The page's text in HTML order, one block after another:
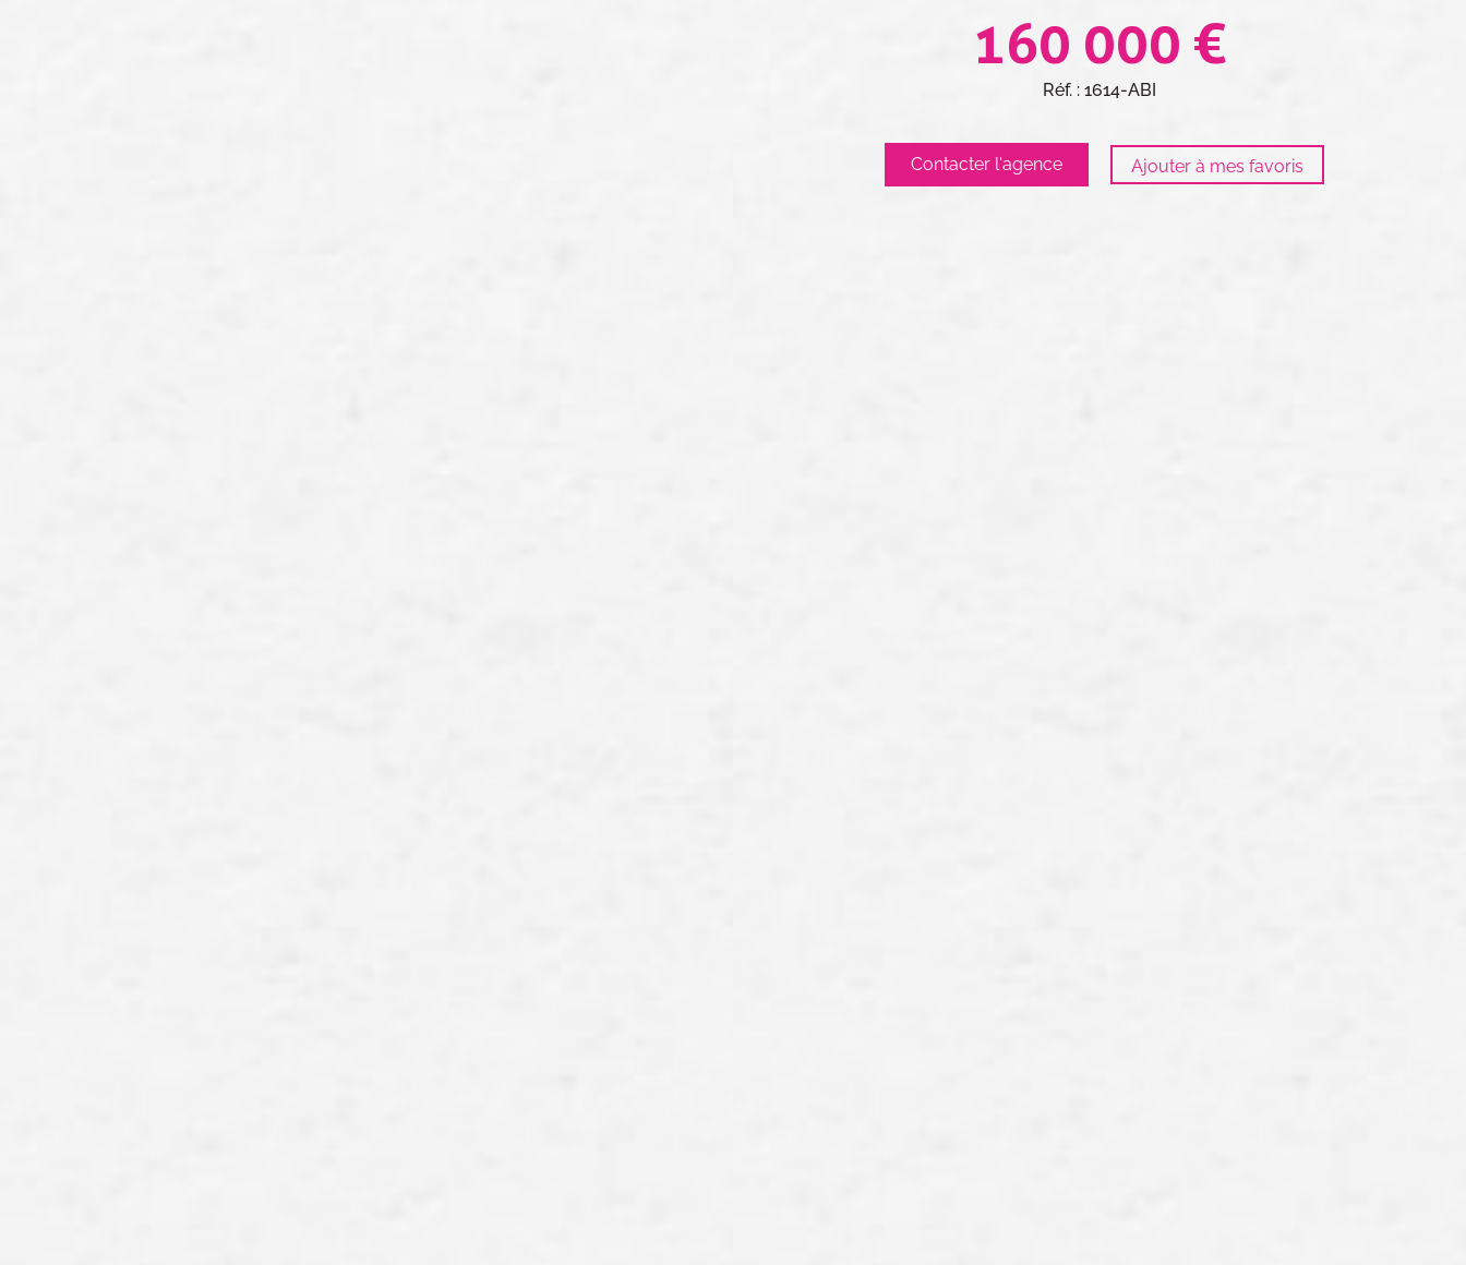
160 000 €
Réf. : 1614-ABI
Contacter l'agence